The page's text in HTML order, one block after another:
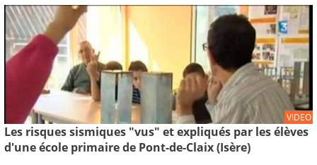
VIDEO
Les risques sismiques "vus" et expliqués par les élèves
d'une école primaire de Pont-de-Claix (Isère)